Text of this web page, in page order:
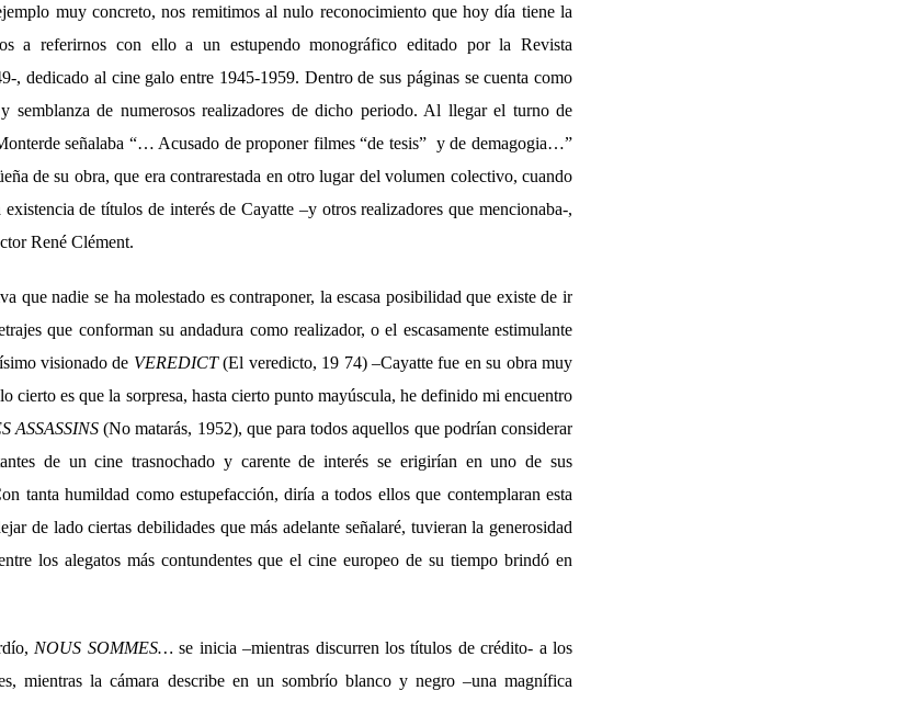
muy concreto, nos remitimos al nulo reconocimiento que hoy día tiene la
a referirnos con ello a un estupendo monográfico editado por la Revista
, dedicado al cine galo entre 1945-1959. Dentro de sus páginas se cuenta como
semblanza de numerosos realizadores de dicho periodo. Al llegar el turno de
señalaba “… Acusado de proponer filmes “de tesis” y de demagogia…”
de su obra, que era contrarestada en otro lugar del volumen colectivo, cuando
de títulos de interés de Cayatte –y otros realizadores que mencionaba-,
René Clément.
que nadie se ha molestado es contraponer, la escasa posibilidad que existe de ir
que conforman su andadura como realizador, o el escasamente estimulante
visionado de VEREDICT(El veredicto, 19 74) –Cayatte fue en su obra muy
cierto es que la sorpresa, hasta cierto punto mayúscula, he definido mi encuentro
ASSASSINS (No matarás, 1952), que para todos aquellos que podrían considerar
de un cine trasnochado y carente de interés se erigirían en uno de sus
tanta humildad como estupefacción, diría a todos ellos que contemplaran esta
de lado ciertas debilidades que más adelante señalaré, tuvieran la generosidad
los alegatos más contundentes que el cine europeo de su tiempo brindó en
NOUS SOMMES… se inicia –mientras discurren los títulos de crédito- a los
mientras la cámara describe en un sombrío blanco y negro –una magnífica